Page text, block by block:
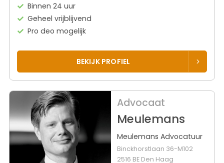
Binnen 24 uur
Geheel vrijblijvend
Pro deo mogelijk
BEKIJK PROFIEL
Advocaat
Meulemans
Meulemans Advocatuur
Binckhorstlaan 36-M102
2516 BE Den Haag